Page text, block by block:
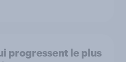
progressent le plus